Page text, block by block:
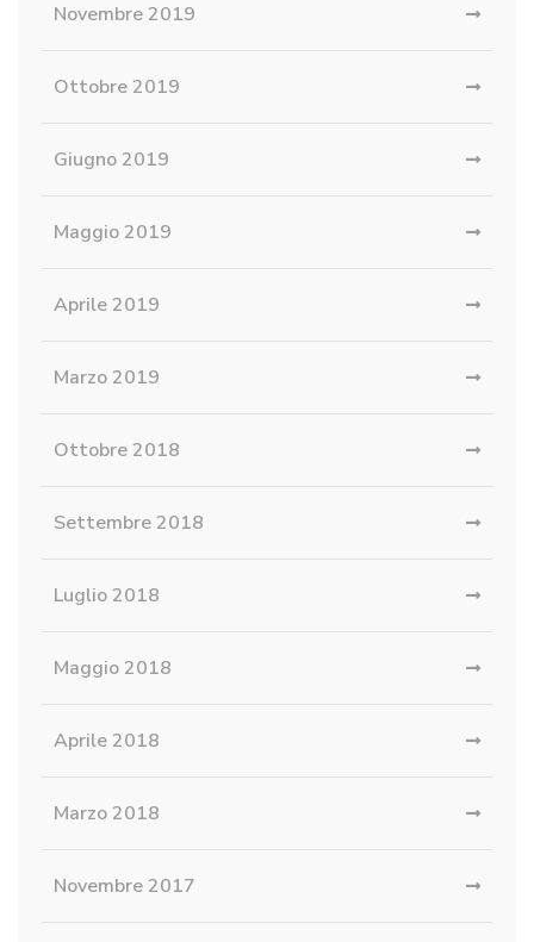
Novembre 2019
Ottobre 2019
Giugno 2019
Maggio 2019
Aprile 2019
Marzo 2019
Ottobre 2018
Settembre 2018
Luglio 2018
Maggio 2018
Aprile 2018
Marzo 2018
Novembre 2017